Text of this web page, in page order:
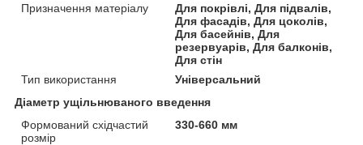
Призначення матеріалу
Для покрівлі, Для підвалів,
Для фасадів, Для цоколів,
Для басейнів, Для
резервуарів, Для балконів,
Для стін
Тип використання
Універсальний
Діаметр ущільнюваного введення
Формований східчастий
розмір
330-660 мм